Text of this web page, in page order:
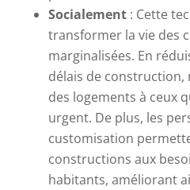
Socialement: Cette
transformer la vie des
marginalisées. En
délais de
des logements à ceux
urgent. De plus, les
customisation
constructions aux
habitants, améliorant